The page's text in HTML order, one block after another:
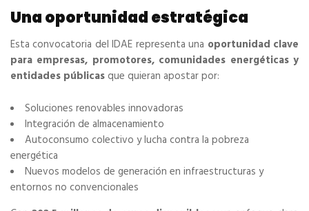
Una oportunidad estratégica
Esta convocatoria del IDAE representa una oportunidad clave
para empresas, promotores, comunidades energéticas y
entidades públicas que quieran apostar por:
Soluciones renovables innovadoras
Integración de almacenamiento
Autoconsumo colectivo y lucha contra la pobreza
energética
Nuevos modelos de generación en infraestructuras y
entornos no convencionales